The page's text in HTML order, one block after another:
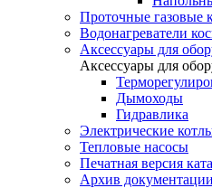
Проточные газовые
Водонагреватели
Аксессуары для
Аксессуары для
Дымоходы
Гидравлика
Электрические
Тепловые насосы
Печатная версия
Архив документации